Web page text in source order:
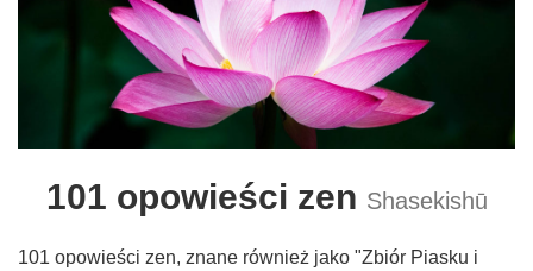
101 opowieści zen Shasekishū
101 opowieści zen, znane również jako "Zbiór Piasku i